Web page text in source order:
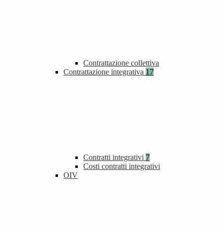
Contrattazione collettiva
Contrattazione integrativa 17
Contratti integrativi 7
Costi contratti integrativi
OIV